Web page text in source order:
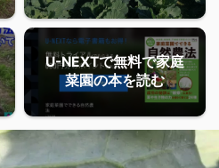
U-NEXTで無料で家庭
菜園の本を読む